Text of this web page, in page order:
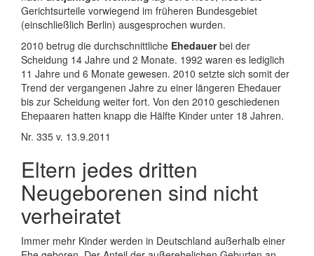
Gerichtsurteile vorwiegend im früheren Bundesgebiet
(einschließlich Berlin) ausgesprochen wurden.
2010 betrug die durchschnittliche Ehedauerbei der
Scheidung 14 Jahre und 2 Monate. 1992 waren es lediglich
11 Jahre und 6 Monate gewesen. 2010 setzte sich somit der
Trend der vergangenen Jahre zu einer längeren Ehedauer
bis zur Scheidung weiter fort. Von den 2010 geschiedenen
Ehepaaren hatten knapp die Hälfte Kinder unter 18 Jahren.
Nr. 335 v. 13.9.2011
Eltern jedes dritten
Neugeborenen sind nicht
verheiratet
Immer mehr Kinder werden in Deutschland außerhalb einer